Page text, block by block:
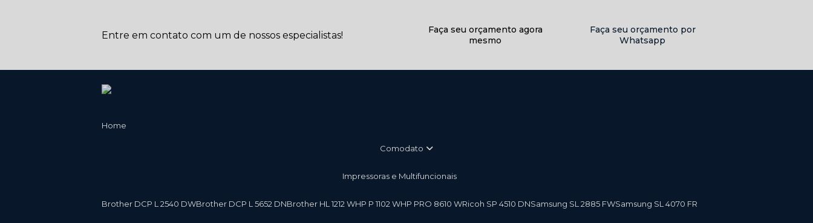
Entre em contato com um de nossos especialistas!
Faça seu orçamento agora
mesmo
Faça seu orçamento por
Whatsapp
Home
Comodato
Impressoras e Multifuncionais
Brother DCP L 2540 DW Brother DCP L 5652 DN Brother HL 1212 W HP P 1102 W HP PRO 8610 W Ricoh SP 4510 DN Samsung SL 2885 FW Samsung SL 4070 FR